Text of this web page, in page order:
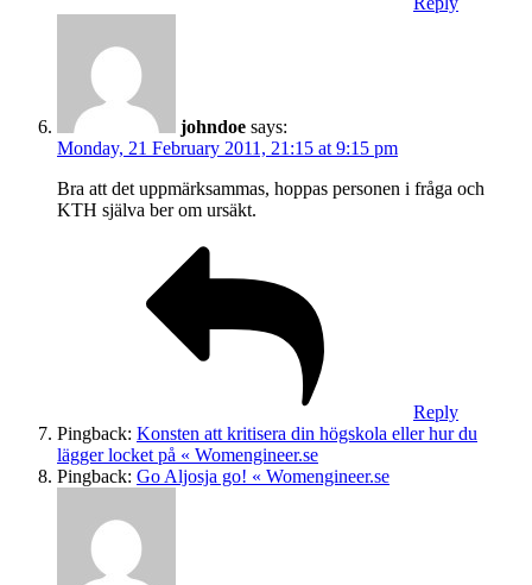
johndoe says:
Monday, 21 February 2011, 21:15 at 9:15 pm
Bra att det uppmärksammas, hoppas personen i fråga och
KTH själva ber om ursäkt.
Reply
Pingback: Konsten att kritisera din högskola eller hur du
lägger locket på « Womengineer.se
Pingback: Go Aljosja go! « Womengineer.se